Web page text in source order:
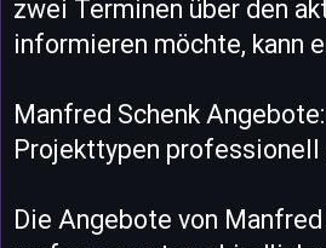
zwei Terminen über den
informieren möchte, kann
Manfred Schenk
Projekttypen
Die Angebote von Manfred